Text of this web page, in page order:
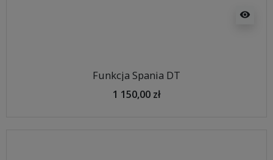
visibility
Funkcja Spania DT
1 150,00 zł